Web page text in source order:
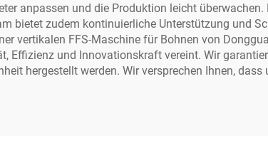
anpassen und die Produktion leicht
bietet zudem kontinuierliche Unterstützung und
vertikalen FFS-Maschine für Bohnen von
Effizienz und Innovationskraft vereint. Wir
hergestellt werden. Wir versprechen Ihnen,